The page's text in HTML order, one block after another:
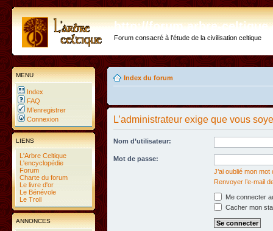
http://forum.arbre-
Forum consacré à l'étude de la civilisation celtique
MENU
Index
FAQ
M’enregistrer
Connexion
LIENS
L'Arbre Celtique
L'encyclopédie
Forum
Charte du forum
Le livre d'or
Le Bénévole
Le Troll
ANNONCES
Index du forum
L’administrateur exige que vous
Nom d’utilisateur:
Mot de passe:
J’ai oublié mon mot
Renvoyer l’e-mail
Me connecter
Cacher mon